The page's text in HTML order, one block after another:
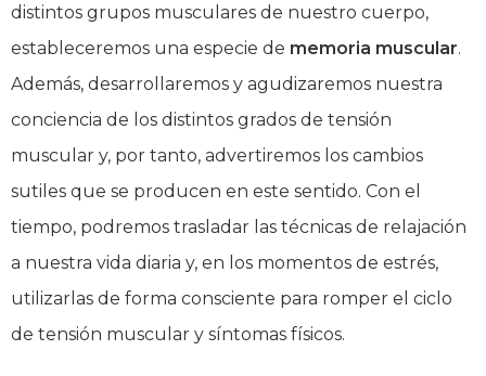
distintos grupos musculares de nuestro cuerpo,
estableceremos una especie de memoria muscular.
Además, desarrollaremos y agudizaremos nuestra
conciencia de los distintos grados de tensión
muscular y, por tanto, advertiremos los cambios
sutiles que se producen en este sentido. Con el
tiempo, podremos trasladar las técnicas de relajación
a nuestra vida diaria y, en los momentos de estrés,
utilizarlas de forma consciente para romper el ciclo
de tensión muscular y síntomas físicos.